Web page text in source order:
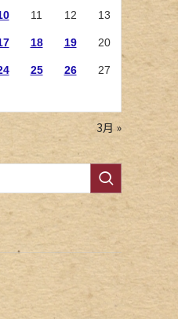
11 12 13
18 19 20
25 26 27
3月 »